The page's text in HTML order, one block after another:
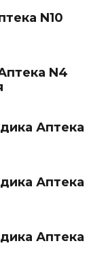
N10
N4
Аптека
Аптека
Аптека